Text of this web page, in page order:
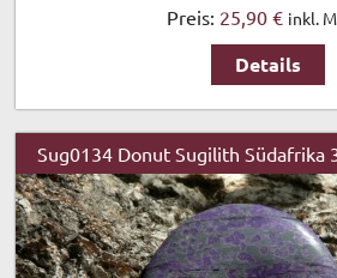
Preis: 25,90 € inkl.
Details
Sug0134 Donut Sugilith Südafrika